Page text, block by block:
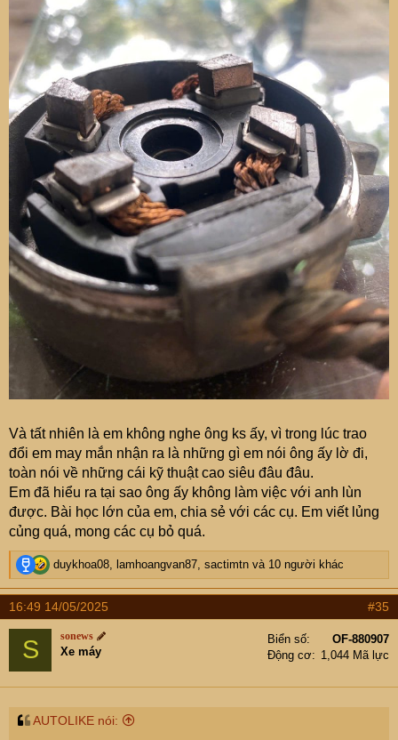
Và tất nhiên là em không nghe ông ks ấy, vì trong lúc trao
đổi em may mắn nhận ra là những gì em nói ông ấy lờ đi,
toàn nói về những cái kỹ thuật cao siêu đâu đâu.
Em đã hiểu ra tại sao ông ấy không làm việc với anh lùn
được. Bài học lớn của em, chia sẻ với các cụ. Em viết lủng
củng quá, mong các cụ bỏ quá.
R
e
a
c
s
duykhoa08 lamhoangvan87 sactimtn và 10 người khác
16:49 14/05/2025 #35
S sonews
Xe máy
Biển số
OF-880907
Động cơ
1,044 Mã lực
AUTOLIKE nói: